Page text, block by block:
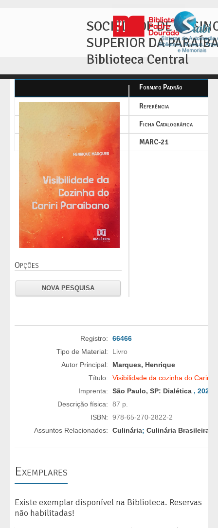
SOCIEDADE DE
SUPERIOR DA
Biblioteca Central
Opções
NOVA PESQUISA
Formato Padrão
Referência
Ficha Catalográfica
MARC-21
Registro:
66466
Tipo de Material:
Livro
Autor Principal:
Marques, Henrique
Título:
Visibilidade da cozinha do Cariri
Imprenta:
São Paulo, SP: Dialética , 2024
Descrição física:
87 p.
ISBN:
978-65-270-2822-2
Assuntos Relacionados:
Culinária; Culinária Brasileira
Exemplares
Existe exemplar disponível na Biblioteca. Reservas
não habilitadas!